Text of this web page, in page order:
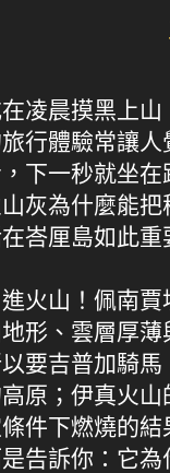
凌晨摸黑上山
行體驗常讓人
下一秒就坐在
灰為什麼能把
峇厘島如此重
火山！佩南賈
形、雲層厚薄
要吉普加騎馬
原；伊真火山
件下燃燒的結
告訴你：它為